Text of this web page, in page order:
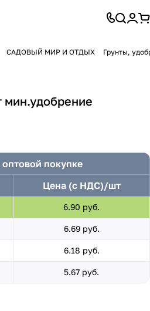
САДОВЫЙ МИР И ОТДЫХ Грунты,
мин.удобрение
покупке
Цена (с НДС)/шт
6.90 руб.
6.69 руб.
6.18 руб.
5.67 руб.